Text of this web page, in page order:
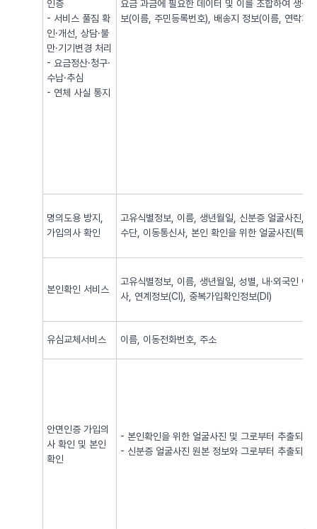
인증
- 서비스 풀짐 확
인·개선, 상담·불
만·기기변경 처리
- 요금정산·청구·
수납·추심
- 연체 사실 통지
요금 과금에 필요한 데이터 및 이를 조합하여 생
보(이름, 주민등록번호), 배송지 정보(이름, 연락처,
명의도용 방지,
가입의사 확인
고유식별정보, 이름, 생년월일, 신분증 얼굴사진,
수단, 이동통신사, 본인 확인을 위한 얼굴사진(특징
본인확인 서비스
고유식별정보, 이름, 생년월일, 성별, 내·외국인
사, 연계정보(CI), 중복가입확인정보(DI)
유심교체서비스 이름, 이동전화번호, 주소
안면인증 가입의
사 확인 및 본인
확인
- 본인확인을 위한 얼굴사진 및 그로부터 추출되어
- 신분증 얼굴사진 원본 정보와 그로부터 추출되어